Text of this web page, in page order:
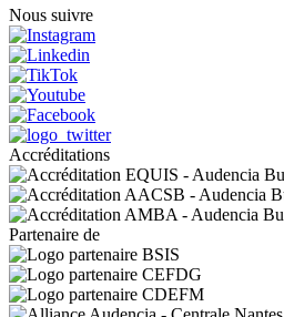
Nous suivre
Accréditations
Partenaire de